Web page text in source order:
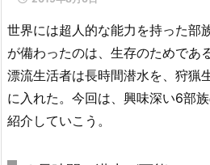
世界には超人的な能力を持った部
が備わったのは、生存のためであ
漂流生活者は長時間潜水を、狩猟
に入れた。今回は、興味深い6部
紹介していこう。